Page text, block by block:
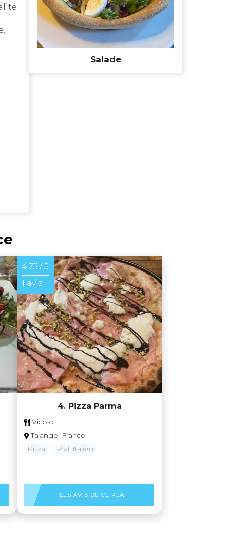
Salade
4.75 / 5
1 avis
4. Pizza Parma
Vicolo
Talange, France
Pizza
Plat Italien
LES AVIS DE CE PLAT